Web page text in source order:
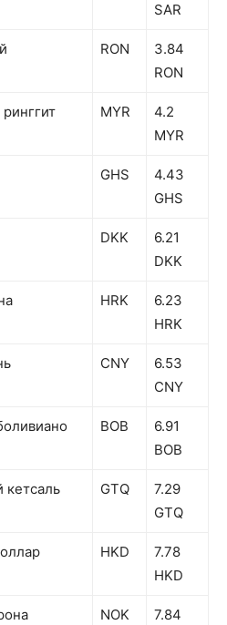
SAR
RON
3.84
RON
MYR
4.2
MYR
GHS
4.43
GHS
DKK
6.21
DKK
HRK
6.23
HRK
CNY
6.53
CNY
BOB
6.91
BOB
кетсаль
GTQ
7.29
GTQ
HKD
7.78
HKD
NOK
7.84